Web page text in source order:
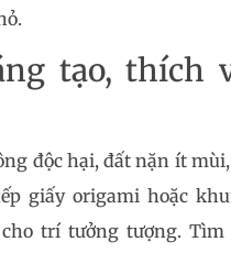
tạo, thích
độc hại, đất nặn ít
giấy origami hoặc
trí tưởng tượng. Tìm